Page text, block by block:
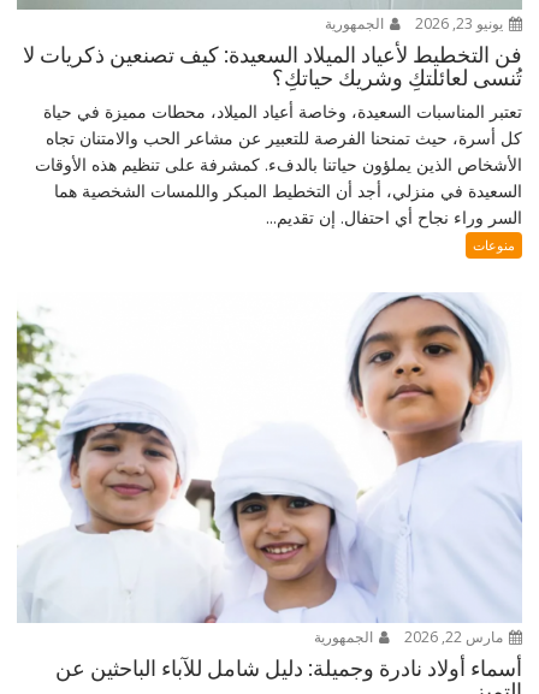
يونيو 23, 2026 الجمهورية
فن التخطيط لأعياد الميلاد السعيدة: كيف تصنعين ذكريات لا
تُنسى لعائلتكِ وشريك حياتكِ؟
تعتبر المناسبات السعيدة، وخاصة أعياد الميلاد، محطات مميزة في حياة
كل أسرة، حيث تمنحنا الفرصة للتعبير عن مشاعر الحب والامتنان تجاه
الأشخاص الذين يملؤون حياتنا بالدفء. كمشرفة على تنظيم هذه الأوقات
السعيدة في منزلي، أجد أن التخطيط المبكر واللمسات الشخصية هما
السر وراء نجاح أي احتفال. إن تقديم...
منوعات
مارس 22, 2026 الجمهورية
أسماء أولاد نادرة وجميلة: دليل شامل للآباء الباحثين عن